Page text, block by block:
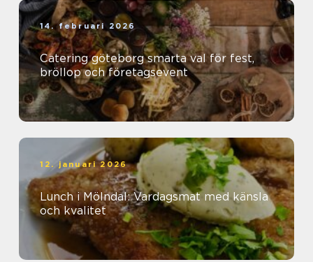
14. februari 2026
Catering göteborg smarta val för fest,
bröllop och företagsevent
12. januari 2026
Lunch i Mölndal: Vardagsmat med känsla
och kvalitet